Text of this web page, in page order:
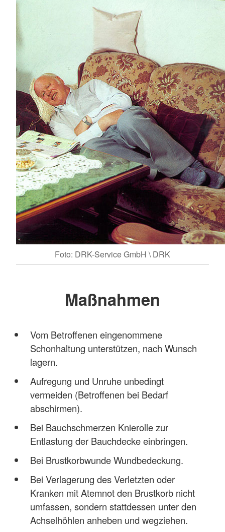
Foto: DRK-Service GmbH \ DRK
Maßnahmen
Vom Betroffenen eingenommene
Schonhaltung unterstützen, nach Wunsch
lagern.
Aufregung und Unruhe unbedingt
vermeiden (Betroffenen bei Bedarf
abschirmen).
Bei Bauchschmerzen Knierolle zur
Entlastung der Bauchdecke einbringen.
Bei Brustkorbwunde Wundbedeckung.
Bei Verlagerung des Verletzten oder
Kranken mit Atemnot den Brustkorb nicht
umfassen, sondern stattdessen unter den
Achselhöhlen anheben und wegziehen.